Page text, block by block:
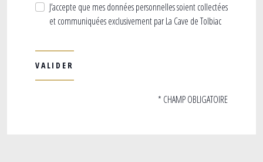
J’accepte que mes données personnelles soient collectées
et communiquées exclusivement par La Cave de Tolbiac
* CHAMP OBLIGATOIRE